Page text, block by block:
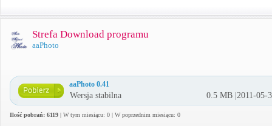
Strefa Download programu
aaPhoto
aaPhoto 0.41
Wersja stabilna 0.5 MB |2011-05-
Ilość pobrań: 6119 | W tym miesiącu: 0 | W poprzednim miesiącu: 0